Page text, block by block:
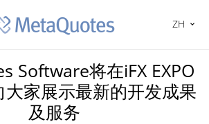
ZH
Software将在iFX EXPO
家展示最新的开发成果
及服务